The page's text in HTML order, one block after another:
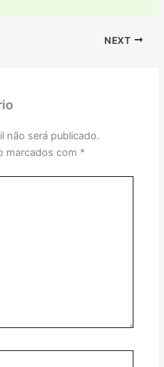
NEXT
não será publicado.
marcados com *